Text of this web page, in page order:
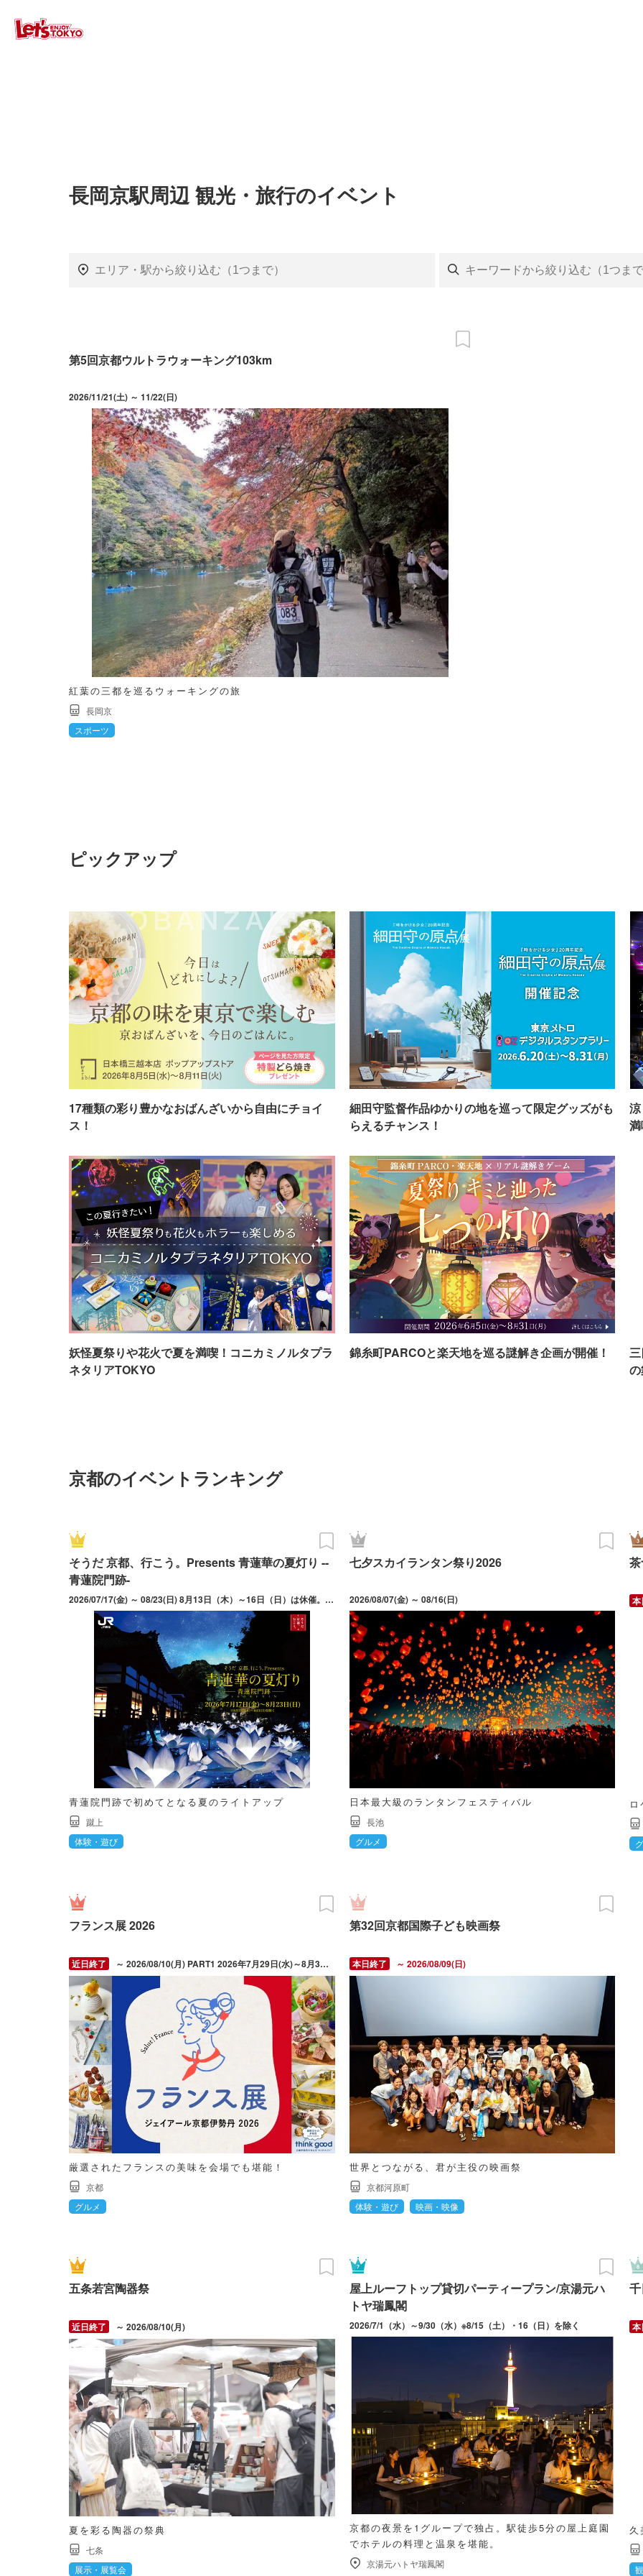
長岡京駅周辺 観光・旅行のイベント
第5回京都ウルトラウォーキング103km
2026/11/21(土) ～ 11/22(日)
紅葉の三都を巡るウォーキングの旅
長岡京
スポーツ
ピックアップ
17種類の彩り豊かなおばんざいから自由にチョイ
ス！
細田守監督作品ゆかりの地を巡って限定グッズがも
らえるチャンス！
妖怪夏祭りや花火で夏を満喫！コニカミノルタプラ
ネタリアTOKYO
錦糸町PARCOと楽天地を巡る謎解き企画が開催！
京都のイベントランキング
そうだ 京都、行こう。Presents 青蓮華の夏灯り --
青蓮院門跡-
2026/07/17(金) ～ 08/23(日) 8月13日（木）～16日（日）は休催。最終受付 21:00。
青蓮院門跡で初めてとなる夏のライトアップ
蹴上
体験・遊び
七夕スカイランタン祭り2026
2026/08/07(金) ～ 08/16(日)
日本最大級のランタンフェスティバル
長池
グルメ
フランス展 2026
～ 2026/08/10(月) PART1 2026年7月29日(水)～8月3日(月)［最終日午後6時終了］PART2 2026年8月5日(水)～8月10日(月)［最終日午後6時終了］※8月4日(火)は会場準備のため終日閉場
厳選されたフランスの美味を会場でも堪能！
京都
グルメ
第32回京都国際子ども映画祭
～ 2026/08/09(日)
世界とつながる、君が主役の映画祭
京都河原町
体験・遊び
映画・映像
五条若宮陶器祭
～ 2026/08/10(月)
夏を彩る陶器の祭典
七条
展示・展覧会
屋上ルーフトップ貸切パーティープラン/京湯元ハ
トヤ瑞鳳閣
2026/7/1（水）～9/30（水）※8/15（土）・16（日）を除く
京都の夜景を1グループで独占。駅徒歩5分の屋上庭園
でホテルの料理と温泉を堪能。
京湯元ハトヤ瑞鳳閣